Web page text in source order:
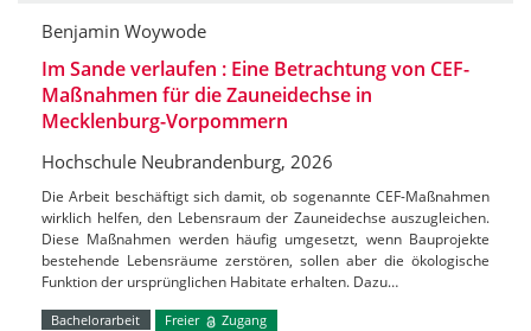
Benjamin Woywode
Im Sande verlaufen : Eine Betrachtung von CEF-
Maßnahmen für die Zauneidechse in
Mecklenburg-Vorpommern
Hochschule Neubrandenburg, 2026
Die Arbeit beschäftigt sich damit, ob sogenannte CEF-Maßnahmen
wirklich helfen, den Lebensraum der Zauneidechse auszugleichen.
Diese Maßnahmen werden häufig umgesetzt, wenn Bauprojekte
bestehende Lebensräume zerstören, sollen aber die ökologische
Funktion der ursprünglichen Habitate erhalten. Dazu…
Bachelorarbeit Freier Zugang